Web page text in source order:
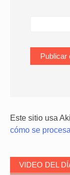
Este sitio usa
cómo se
VIDEO DEL